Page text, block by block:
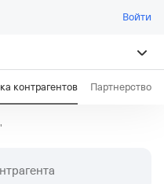
Войти
контрагентов Партнерство